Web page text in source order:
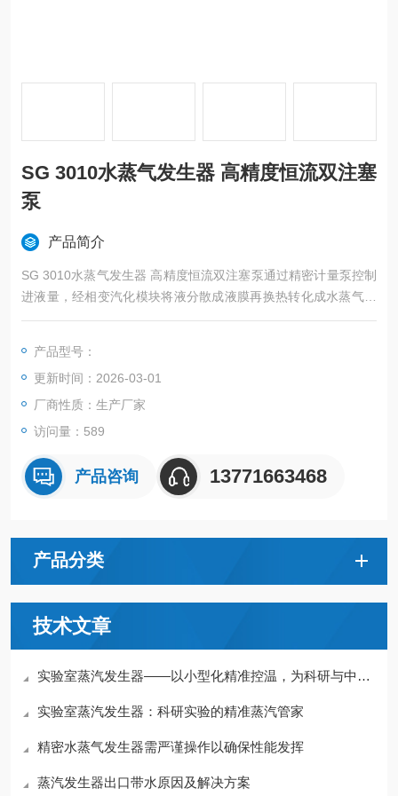
SG 3010水蒸气发生器 高精度恒流双注塞
泵
产品简介
SG 3010水蒸气发生器 高精度恒流双注塞泵通过精密计量泵控制
进液量，经相变汽化模块将液分散成液膜再换热转化成水蒸气，
稳定地将一路液体蒸发。自主研发的相变汽化模块优势：蒸发混
产品型号：
更新时间：2026-03-01
厂商性质：生产厂家
访问量：589
产品咨询 13771663468
产品分类
技术文章
实验室蒸汽发生器——以小型化精准控温，为科研与中试重现热力条件
实验室蒸汽发生器：科研实验的精准蒸汽管家
精密水蒸气发生器需严谨操作以确保性能发挥
蒸汽发生器出口带水原因及解决方案